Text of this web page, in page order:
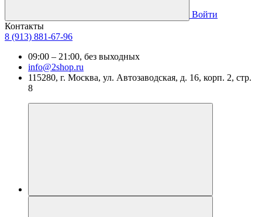
Войти
Контакты
8 (913) 881-67-96
09:00 – 21:00, без выходных
info@2shop.ru
115280, г. Москва, ул. Автозаводская, д. 16, корп. 2, стр.
8